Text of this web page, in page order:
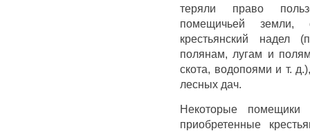
теряли право
помещичьей
крестьянский
полянам, лугам и
скота, водопоями и т.
лесных дач.
Некоторые
приобретенные